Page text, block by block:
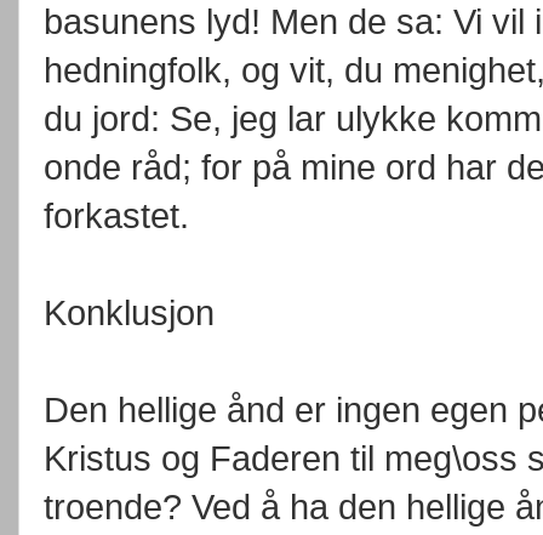
basunens lyd! Men de sa: Vi
hedningfolk, og vit, du
du jord: Se, jeg lar ulykke
onde råd; for på mine ord har
forkastet.
Konklusjon
Den hellige ånd er ingen egen
Kristus og Faderen til meg\oss
troende? Ved å ha den hellige